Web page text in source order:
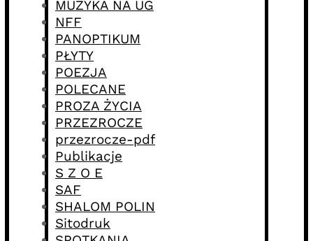
MUZYKA NA UG
NFF
PANOPTIKUM
PŁYTY
POEZJA
POLECANE
PROZA ŻYCIA
PRZEZROCZE
przezrocze-pdf
Publikacje
S Z O E
SAF
SHALOM POLIN
Sitodruk